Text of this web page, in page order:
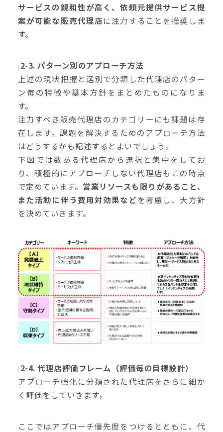
サービスの親和性が高く、依頼元提供サービス提
案が可能な販売代理店に注力することを推奨しま
す。
2-3. パターン別のアプローチ方法
上述の現状把握と選別で分類した代理店のパター
ン毎の特徴や基本方針をまとめたものになりま
す。
注力すべき販売代理店のカテゴリーにも課題は存
在します。課題を解決するためのアプローチ方法
はどうするかも記述するとよいでしょう。
下図では数ある代理店から選択と集中をしてお
り、積極的にアプローチしない代理店もこの時点
で定めています。 営業リソースも限りがあること、
また活動に伴う費用対効果などを考慮し、大方針
を決めていきます。
2-4. 代理店評価フレーム（評価毎の目標設計）
アプローチ強化に分類された代理店をさらに細か
く評価をしていきます。
ここではアプローチ優先度をつけるとともに、代